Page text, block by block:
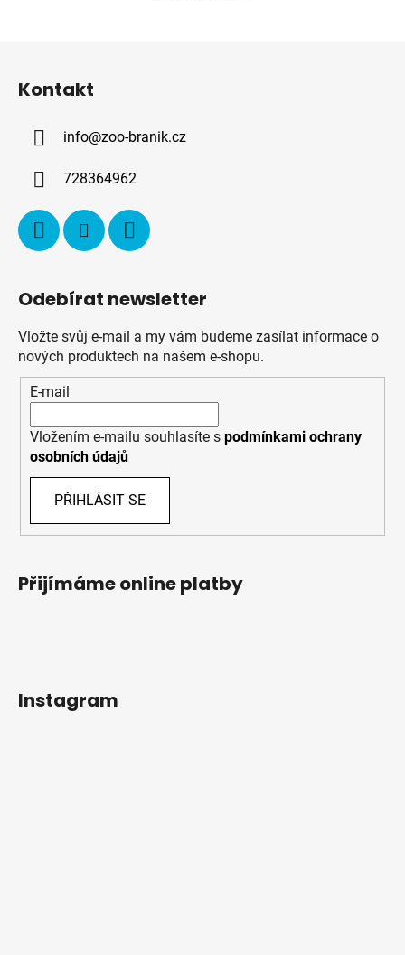
Kontakt
info@zoo-branik.cz
728364962
Odebírat newsletter
Vložte svůj e-mail a my vám budeme zasílat informace o
nových produktech na našem e-shopu.
E-mail
Vložením e-mailu souhlasíte s podmínkami ochrany
osobních údajů
PŘIHLÁSIT SE
Přijímáme online platby
Instagram